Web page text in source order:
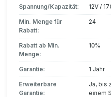
Spannung/Kapazität: 12V /
Min. Menge für
Rabatt:
24
Rabatt ab Min.
Menge:
10%
Garantie: 1 Jahr
Erweiterbare
Garantie:
Ja, bis
einem